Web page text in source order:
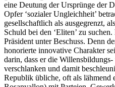
eine Deutung der Ursprünge der
Opfer ‘sozialer Ungleichheit’
gesellschaftlich als ausgegrenzt,
Schuld bei den ‘Eliten’ zu
Präsident unter Beschuss. Denn
honorierte innovative Charakter
darin, dass er die
verschlanken und damit
Republik übliche, oft als lähmend